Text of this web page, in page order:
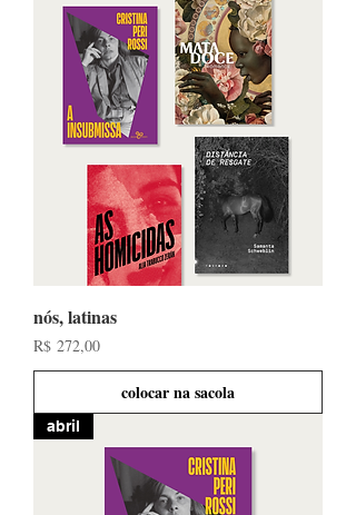
nós, latinas
Preço
R$ 272,00
colocar na sacola
abril